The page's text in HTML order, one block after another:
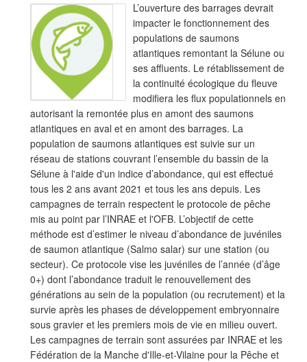
L’ouverture des barrages devrait
impacter le fonctionnement des
populations de saumons
atlantiques remontant la Sélune ou
ses affluents. Le rétablissement de
la continuité écologique du fleuve
modifiera les flux populationnels en
autorisant la remontée plus en amont des saumons
atlantiques en aval et en amont des barrages. La
population de saumons atlantiques est suivie sur un
réseau de stations couvrant l’ensemble du bassin de la
Sélune à l'aide d'un indice d’abondance, qui est effectué
tous les 2 ans avant 2021 et tous les ans depuis. Les
campagnes de terrain respectent le protocole de pêche
mis au point par l’INRAE et l'OFB. L’objectif de cette
méthode est d’estimer le niveau d’abondance de juvéniles
de saumon atlantique (Salmo salar) sur une station (ou
secteur). Ce protocole vise les juvéniles de l’année (d’âge
0+) dont l’abondance traduit le renouvellement des
générations au sein de la population (ou recrutement) et la
survie après les phases de développement embryonnaire
sous gravier et les premiers mois de vie en milieu ouvert.
Les campagnes de terrain sont assurées par INRAE et les
Fédération de la Manche d'Ille-et-Vilaine pour la Pêche et